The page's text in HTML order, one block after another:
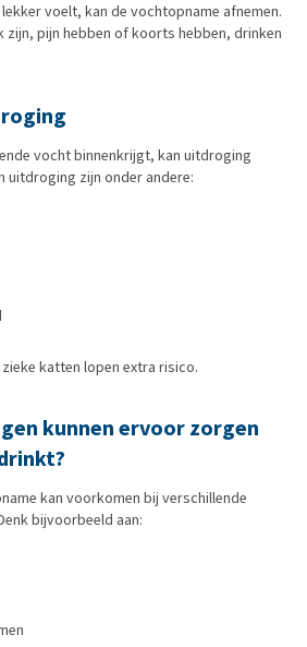
voelt, kan de vochtopname afnemen.
zijn, pijn hebben of koorts hebben, drinken
vocht binnenkrijgt, kan uitdroging
uitdroging zijn onder andere:
katten lopen extra risico.
kunnen ervoor zorgen
kan voorkomen bij verschillende
bijvoorbeeld aan: